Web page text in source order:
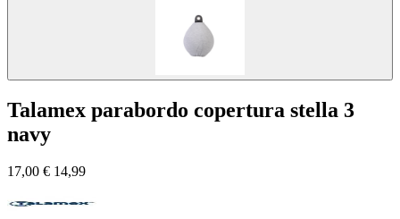
Talamex parabordo copertura stella 3
navy
17,00 € 14,99